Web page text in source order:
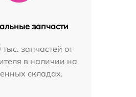
запчасти
запчастей от
в наличии на
складах.